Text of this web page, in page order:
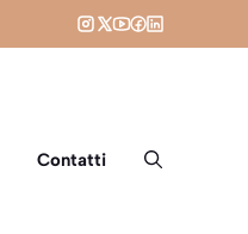
Contatti